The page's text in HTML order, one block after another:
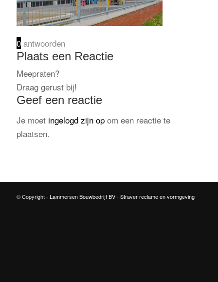
0 antwoorden
Plaats een Reactie
Meepraten?
Draag gerust bij!
Geef een reactie
Je moet ingelogd zijn opom een reactie te
plaatsen.
© Copyright - Lammersen Bouwbedrijf BV- Straver reclame en vormgeving